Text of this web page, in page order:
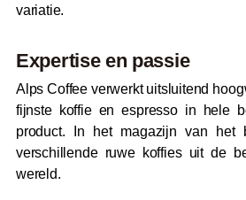
variatie.
Expertise en passie
Alps Coffee verwerkt uitsluitend
fijnste koffie en espresso in hele
product. In het magazijn van het
verschillende ruwe koffies uit de
wereld.